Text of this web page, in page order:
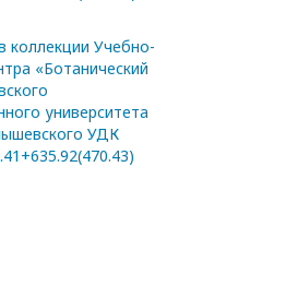
коллекции Учебно-
«Ботанический
университета
УДК